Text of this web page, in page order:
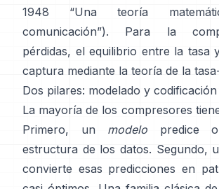
1948
“Una teoría
comunicación”). Para la
pérdidas, el equilibrio entre la tasa
captura mediante la teoría de la
Dos pilares: modelado y codificación
La mayoría de los compresores
Primero, un modelo predice
estructura de los datos. Segundo,
convierte esas predicciones en